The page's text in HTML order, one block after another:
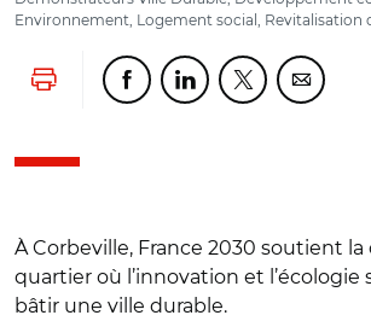
Environnement, Logement social, Revitalisation
Lancer l'impressionPartager cette page sur
Partager cette page
Partager cette
À Corbeville, France 2030 soutient la
quartier où l’innovation et l’écologie
bâtir une ville durable.